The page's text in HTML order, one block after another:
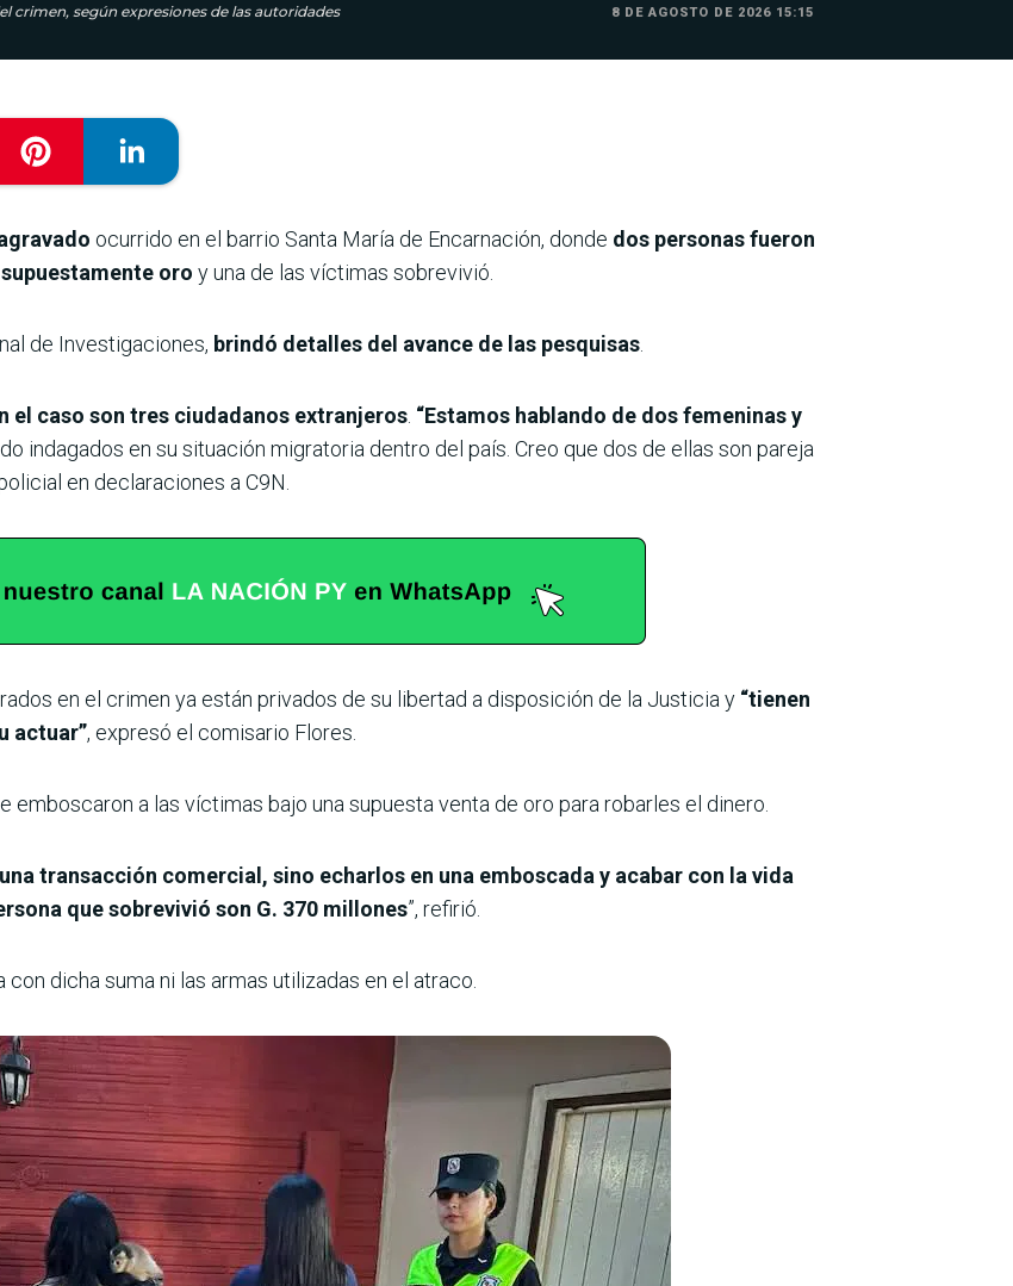
crimen, según expresiones de las autoridades
8 DE AGOSTO DE 2026 15:15
ocurrido en el barrio Santa María de Encarnación, donde dos personas fueron
oro y una de las víctimas sobrevivió.
de Investigaciones, brindó detalles del avance de las pesquisas
el caso son tres ciudadanos extranjeros “Estamos hablando de dos femeninas y
indagados en su situación migratoria dentro del país. Creo que dos de ellas son pareja
en declaraciones a C9N.
en el crimen ya están privados de su libertad a disposición de la Justicia y “tienen
actuar”, expresó el comisario Flores.
emboscaron a las víctimas bajo una supuesta venta de oro para robarles el dinero.
transacción comercial, sino echarlos en una emboscada y acabar con la vida
que sobrevivió son G. 370 millones”, refirió.
dicha suma ni las armas utilizadas en el atraco.